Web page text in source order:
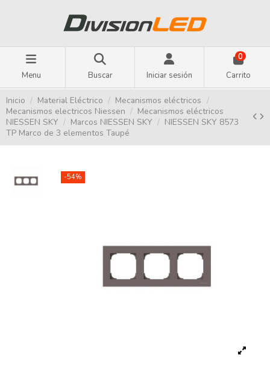
Menu Buscar Iniciar sesión
0
Carrito
Inicio Material Eléctrico
Mecanismos eléctricos
Mecanismos electricos Niessen
Mecanismos eléctricos
NIESSEN SKY
Marcos NIESSEN SKY
NIESSEN SKY 8573
TP Marco de 3 elementos Taupé
-54%